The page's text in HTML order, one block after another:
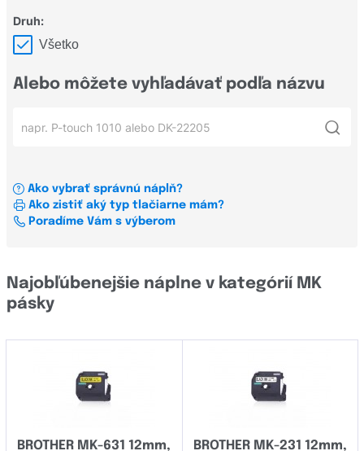
DK samolepiace štítky
HGe pásky
TZe pásky
DK samolepiace role
DK samolepiace štítky
HSe pásky
MK pásky
RD samolepiace štítky
STe pásky
TC pásky
Druh:
Všetko
Alebo môžete vyhľadávať podľa názvu
Ako vybrať správnú náplň?
Ako zistiť aký typ tlačiarne mám?
Poradíme Vám s výberom
Najobľúbenejšie náplne v kategórií MK
pásky
BROTHER MK-631 12mm,
BROTHER MK-231 12mm,